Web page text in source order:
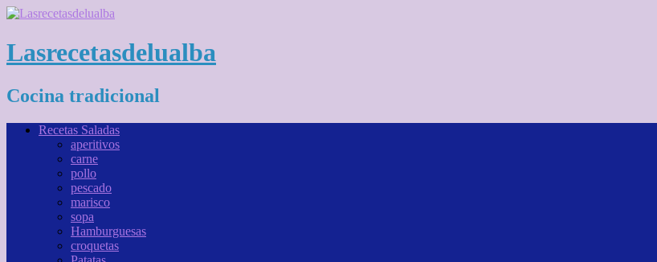
Lasrecetasdelualba
Cocina tradicional
Recetas Saladas
aperitivos
carne
pollo
pescado
marisco
sopa
Hamburguesas
croquetas